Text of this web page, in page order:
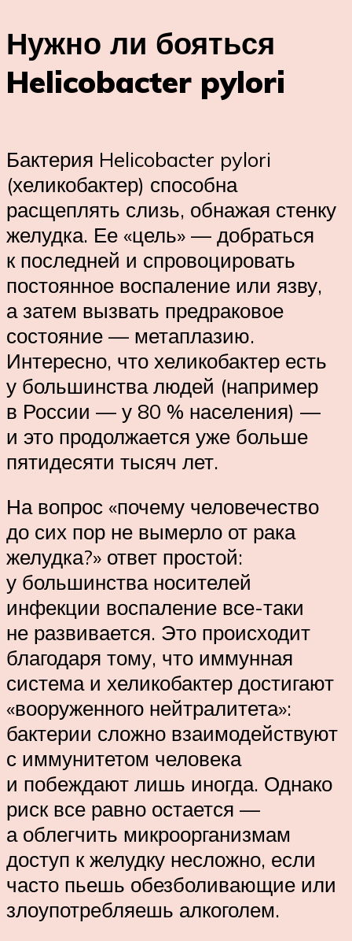
Нужно ли бояться
Helicobacter pylori
Бактерия Helicobacter pylori
(хеликобактер) способна
расщеплять слизь, обнажая стенку
желудка. Ее «цель» — добраться
к последней и спровоцировать
постоянное воспаление или язву,
а затем вызвать предраковое
состояние — метаплазию.
Интересно, что хеликобактер есть
у большинства людей (например
в России — у 80 % населения) —
и это продолжается уже больше
пятидесяти тысяч лет.
На вопрос «почему человечество
до сих пор не вымерло от рака
желудка?» ответ простой:
у большинства носителей
инфекции воспаление все-таки
не развивается. Это происходит
благодаря тому, что иммунная
система и хеликобактер достигают
«вооруженного нейтралитета»:
бактерии сложно взаимодействуют
с иммунитетом человека
и побеждают лишь иногда. Однако
риск все равно остается —
а облегчить микроорганизмам
доступ к желудку несложно, если
часто пьешь обезболивающие или
злоупотребляешь алкоголем.